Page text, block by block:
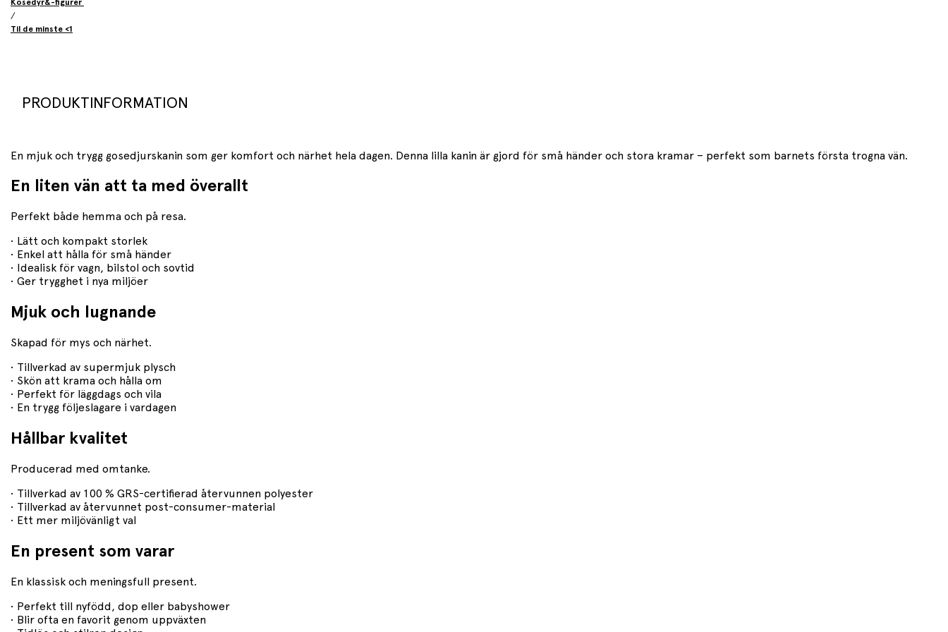
Kosedyr&-figurer
/
Til de minste <1
PRODUKTINFORMATION
En mjuk och trygg gosedjurskanin som ger komfort och närhet hela dagen. Denna lilla kanin är gjord för små händer och stora kramar – perfekt som barnets första trogna vän.
En liten vän att ta med överallt
Perfekt både hemma och på resa.
• Lätt och kompakt storlek
• Enkel att hålla för små händer
• Idealisk för vagn, bilstol och sovtid
• Ger trygghet i nya miljöer
Mjuk och lugnande
Skapad för mys och närhet.
• Tillverkad av supermjuk plysch
• Skön att krama och hålla om
• Perfekt för läggdags och vila
• En trygg följeslagare i vardagen
Hållbar kvalitet
Producerad med omtanke.
• Tillverkad av 100 % GRS-certifierad återvunnen polyester
• Tillverkad av återvunnet post-consumer-material
• Ett mer miljövänligt val
En present som varar
En klassisk och meningsfull present.
• Perfekt till nyfödd, dop eller babyshower
• Blir ofta en favorit genom uppväxten